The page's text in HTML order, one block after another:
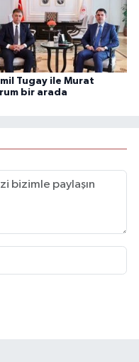
Tugay ile Murat
bir arada